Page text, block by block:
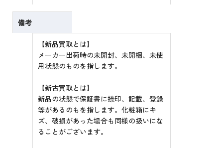
備考
【新品買取とは】
メーカー出荷時の未開封、未開梱、未使
用状態のものを指します。
【新古買取とは】
新品の状態で保証書に捺印、記載、登録
等があるのもを指します。化粧箱にキ
ズ、破損があった場合も同様の扱いにな
ることがございます。